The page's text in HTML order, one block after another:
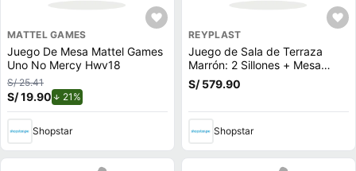
MATTEL GAMES
Juego De Mesa Mattel Games
Uno No Mercy Hwv18
S/ 25.41
S/ 19.90 21%
Shopstar
REYPLAST
Juego de Sala de Terraza
Marrón: 2 Sillones + Mesa
Auxiliar
S/ 579.90
Shopstar